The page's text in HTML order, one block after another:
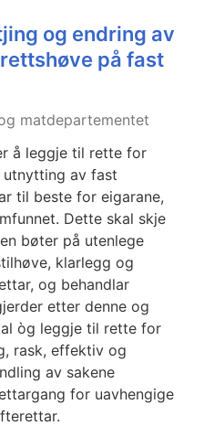
og endring av
på fast
matdepartementet
å leggje til rette for
av fast
til beste for eigarane,
Dette skal skje
bøter på utenlege
klarlegg og
og behandlar
etter denne og
òg leggje til rette for
rask, effektiv og
av sakene
for uavhengige